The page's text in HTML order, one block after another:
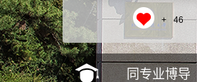
+ 46
同专业博导